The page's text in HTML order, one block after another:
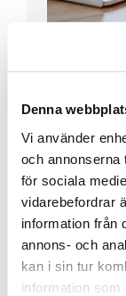
Denna
Vi använder
och annonserna
för sociala
vidarebefordrar
information från
annons- och
kan i sin tur
information som